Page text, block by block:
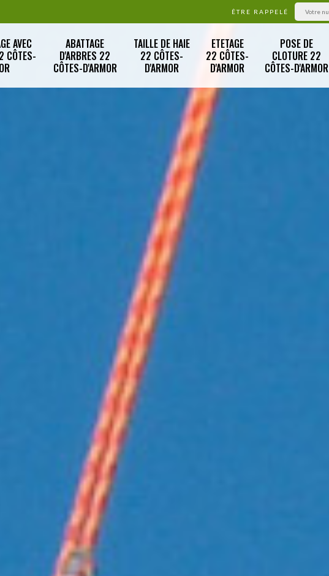
ÊTRE RAPPELÉ
AVEC
CÔTES-
ABATTAGE
D'ARBRES 22
CÔTES-D'ARMOR
TAILLE DE HAIE
22 CÔTES-
D'ARMOR
ETETAGE
22 CÔTES-
D'ARMOR
POSE DE
CLOTURE 22
CÔTES-D'ARMOR